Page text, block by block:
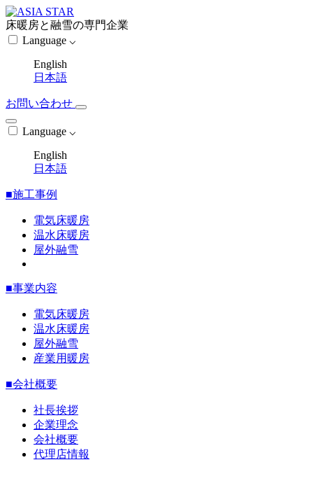
床暖房と融雪の専門企業
Language ⌵
English
日本語
お問い合わせ
Language ⌵
English
日本語
■施工事例
電気床暖房
温水床暖房
屋外融雪
■事業内容
電気床暖房
温水床暖房
屋外融雪
産業用暖房
■会社概要
社長挨拶
企業理念
会社概要
代理店情報